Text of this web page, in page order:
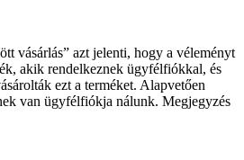
vásárlás” azt jelenti, hogy a véleményt
akik rendelkeznek ügyfélfiókkal, és
ezt a terméket. Alapvetően
van ügyfélfiókja nálunk. Megjegyzés